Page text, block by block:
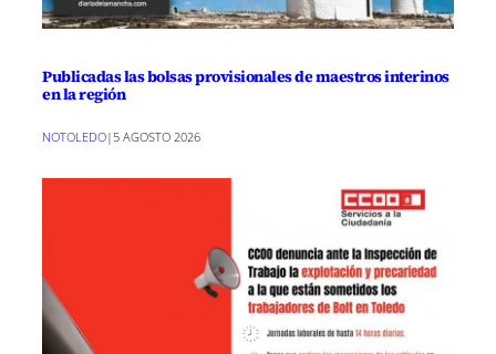
Publicadas las bolsas provisionales de maestros interinos
en la región
NOTOLEDO|5 AGOSTO 2026